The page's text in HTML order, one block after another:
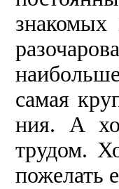
самая
ния. А
трудом.
пожелать